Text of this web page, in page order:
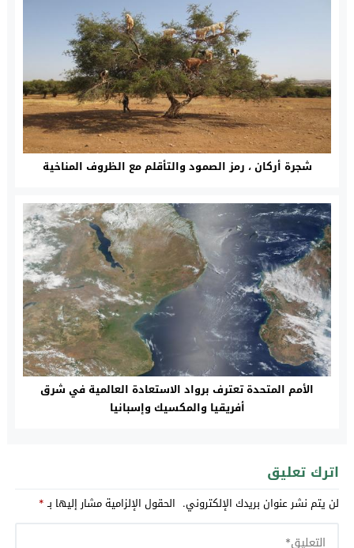
شجرة أركان ، رمز الصمود والتأقلم مع الظروف المناخية
الأمم المتحدة تعترف برواد الاستعادة العالمية في شرق
أفريقيا والمكسيك وإسبانيا
اترك تعليق
لن يتم نشر عنوان بريدك الإلكتروني. الحقول الإلزامية مشار إليها بـ*